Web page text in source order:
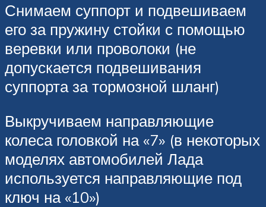
Снимаем суппорт и подвешиваем
его за пружину стойки с помощью
веревки или проволоки (не
допускается подвешивания
суппорта за тормозной шланг)
Выкручиваем направляющие
колеса головкой на «7» (в некоторых
моделях автомобилей Лада
используется направляющие под
ключ на «10»)